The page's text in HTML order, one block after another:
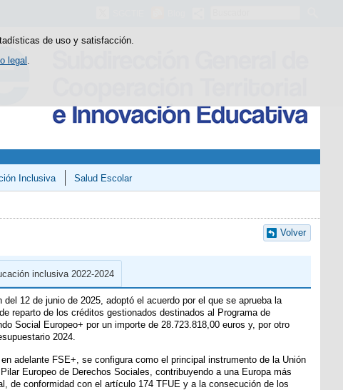
de uso y satisfacción.
legal
Inclusiva Salud Escolar
Volver
inclusiva 2022-2024
12 de junio de 2025, adoptó el acuerdo por el que se aprueba la
reparto de los créditos gestionados destinados al Programa de
Social Europeo+ por un importe de 28.723.818,00 euros y, por otro
2024.
, en adelante FSE+, se configura como el principal instrumento de la Unión
Europeo de Derechos Sociales, contribuyendo a una Europa más
de conformidad con el artículo 174 TFUE y a la consecución de los